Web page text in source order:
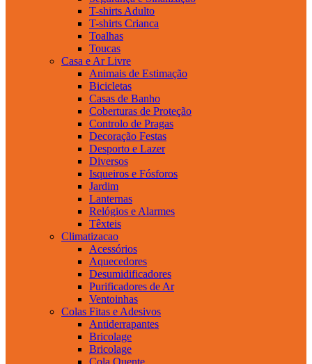
T-shirts Adulto
T-shirts Crianca
Toalhas
Toucas
Casa e Ar Livre
Animais de Estimação
Bicicletas
Casas de Banho
Coberturas de Proteção
Controlo de Pragas
Decoração Festas
Desporto e Lazer
Diversos
Isqueiros e Fósforos
Jardim
Lanternas
Relógios e Alarmes
Têxteis
Climatizacao
Acessórios
Aquecedores
Desumidificadores
Purificadores de Ar
Ventoinhas
Colas Fitas e Adesivos
Antiderrapantes
Bricolage
Bricolage
Cola Quente